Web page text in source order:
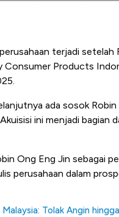
terjadi
Products
ada sosok
ini menjadi bagian
Ong Eng Jin sebagai
perusahaan dalam
Tolak Angin